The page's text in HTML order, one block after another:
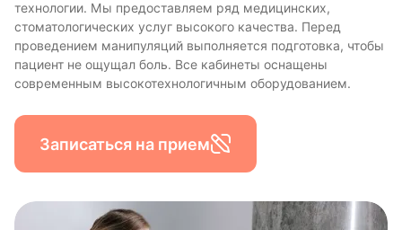
технологии. Мы предоставляем ряд медицинских,
стоматологических услуг высокого качества. Перед
проведением манипуляций выполняется подготовка, чтобы
пациент не ощущал боль. Все кабинеты оснащены
современным высокотехнологичным оборудованием.
Записаться на прием